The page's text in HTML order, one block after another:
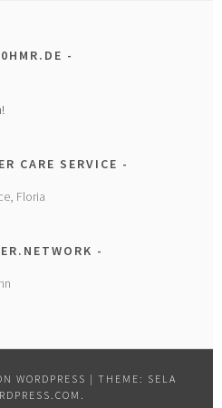
CARE SERVICE
Floria
WORDPRESS | THEME: SELA